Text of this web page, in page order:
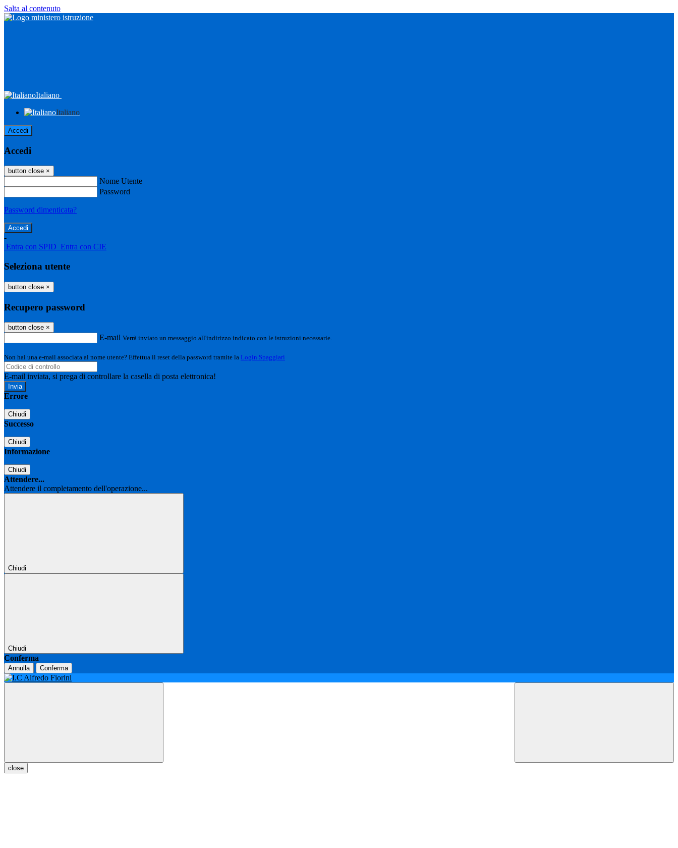
Salta al contenuto
Italiano
Italiano
Accedi
Accedi
button close ×
Nome Utente
Password
Password dimenticata?
-
Entra con SPID Entra con CIE
Seleziona utente
button close ×
Recupero password
button close ×
E-mail Verrà inviato un messaggio all'indirizzo indicato con le istruzioni necessarie.
Non hai una e-mail associata al nome utente? Effettua il reset della password tramite la Login Spaggiari
E-mail inviata, si prega di controllare la casella di posta elettronica!
Errore
Chiudi
Successo
Chiudi
Informazione
Chiudi
Attendere...
Attendere il completamento dell'operazione...
Chiudi
Chiudi
Conferma
Annulla Conferma
close